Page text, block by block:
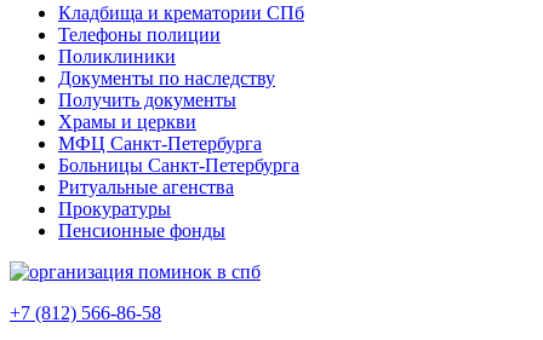
Кладбища и крематории СПб
Телефоны полиции
Поликлиники
Документы по наследству
Получить документы
Храмы и церкви
МФЦ Санкт-Петербурга
Больницы Санкт-Петербурга
Ритуальные агенства
Прокуратуры
Пенсионные фонды
+7 (812) 566-86-58